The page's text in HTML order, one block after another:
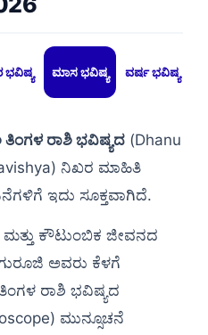
ಭವಿಷ್ಯ ಮಾಸ ಭವಿಷ್ಯ ವರ್ಷ ಭವಿಷ್ಯ
ತಿಂಗಳ ರಾಶಿ ಭವಿಷ್ಯದ (Dhanu
ನಿಖರ ಮಾಹಿತಿ
ಇದು ಸೂಕ್ತವಾಗಿದೆ.
ಮತ್ತು ಕೌಟುಂಬಿಕ ಜೀವನದ
ಅವರು ಕೆಳಗೆ
ರಾಶಿ ಭವಿಷ್ಯದ
ಮುನ್ಸೂಚನೆ